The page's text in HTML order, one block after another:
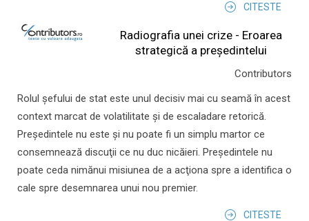
CITESTE
Radiografia unei crize - Eroarea
strategică a președintelui
Contributors
Rolul şefului de stat este unul decisiv mai cu seamă în acest
context marcat de volatilitate şi de escaladare retorică.
Preşedintele nu este şi nu poate fi un simplu martor ce
consemnează discuţii ce nu duc nicăieri. Preşedintele nu
poate ceda nimănui misiunea de a acţiona spre a identifica o
cale spre desemnarea unui nou premier.
CITESTE